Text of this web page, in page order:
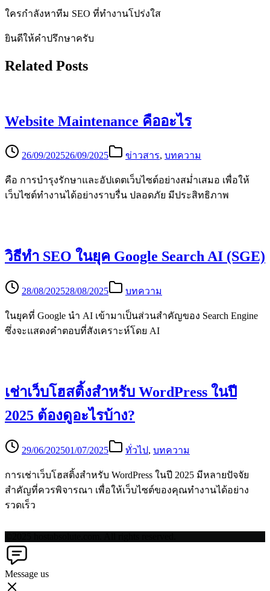
ใครกำลังหาทีม SEO ที่ทำงานโปร่งใส
ยินดีให้คำปรึกษาครับ
Related Posts
Website Maintenance คืออะไร
26/09/202526/09/2025 ข่าวสาร, บทความ
คือ การบำรุงรักษาและอัปเดตเว็บไซต์อย่างสม่ำเสมอ เพื่อให้
เว็บไซต์ทำงานได้อย่างราบรื่น ปลอดภัย มีประสิทธิภาพ
วิธีทำ SEO ในยุค Google Search AI (SGE)
28/08/202528/08/2025 บทความ
ในยุคที่ Google นำ AI เข้ามาเป็นส่วนสำคัญของ Search Engine
ซึ่งจะแสดงคำตอบที่สังเคราะห์โดย AI
เช่าเว็บโฮสติ้งสำหรับ WordPress ในปี
2025 ต้องดูอะไรบ้าง?
29/06/202501/07/2025 ทั่วไป, บทความ
การเช่าเว็บโฮสติ้งสำหรับ WordPress ในปี 2025 มีหลายปัจจัย
สำคัญที่ควรพิจารณา เพื่อให้เว็บไซต์ของคุณทำงานได้อย่าง
รวดเร็ว
Message us